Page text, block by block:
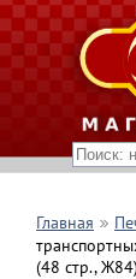
Главная
(48 стр., Ж84)